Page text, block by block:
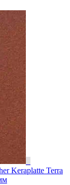
Keraplatte Terra